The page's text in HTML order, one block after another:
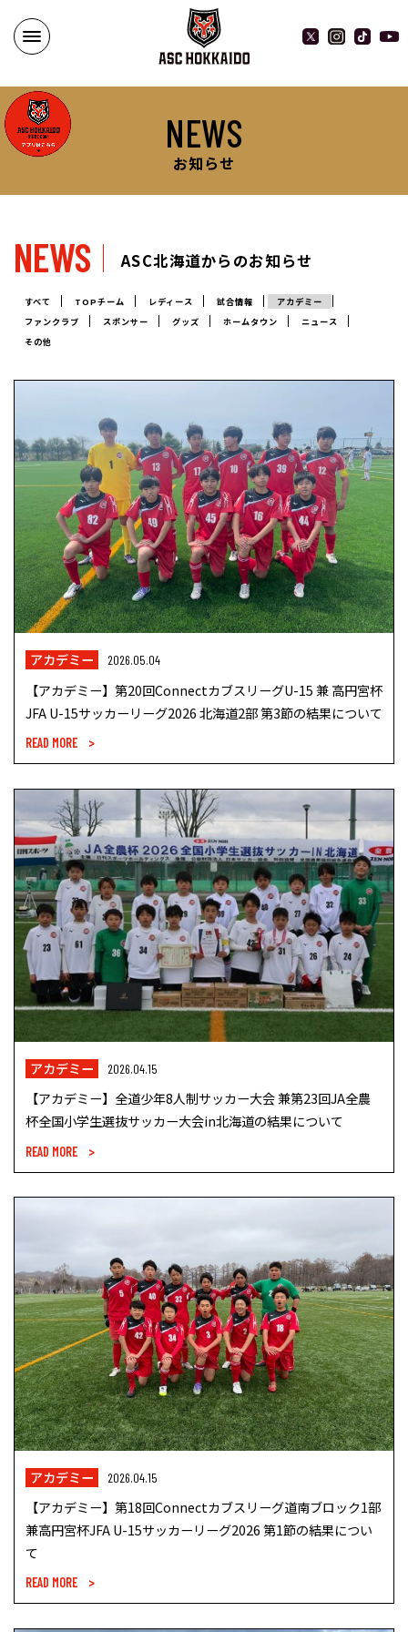
NEWS
お知らせ
NEWS ASC北海道からのお知らせ
すべて TOPチーム レディース 試合情報
アカデミー
ファンクラブ
スポンサー グッズ ホームタウン
ニュース
その他
アカデミー 2026.05.04
【アカデミー】第20回ConnectカブスリーグU-15 兼 高円宮杯
JFA U-15サッカーリーグ2026 北海道2部 第3節の結果について
READ MORE >
アカデミー 2026.04.15
【アカデミー】全道少年8人制サッカー大会 兼第23回JA全農
杯全国小学生選抜サッカー大会in北海道の結果について
READ MORE >
アカデミー 2026.04.15
【アカデミー】第18回Connectカブスリーグ道南ブロック1部
兼高円宮杯JFA U-15サッカーリーグ2026 第1節の結果につい
て
READ MORE >